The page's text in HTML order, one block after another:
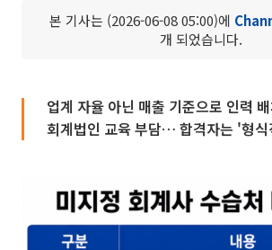
본 기사는 (2026-06-08 05:00)에
개 되었습니다.
업계 자율 아닌 매출 기준으로 인력
회계법인 교육 부담… 합격자는 '형식